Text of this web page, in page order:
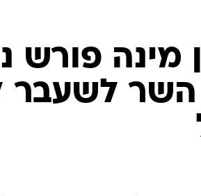
מינה פורש
השר לשעבר